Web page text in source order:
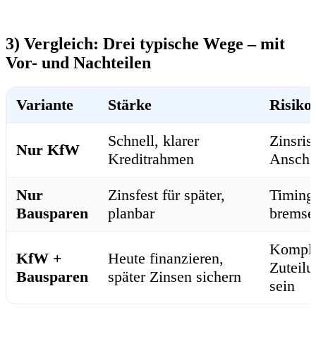
3) Vergleich: Drei typische Wege – mit
Vor- und Nachteilen
Variante Stärke
Nur KfW
Schnell, klarer
Kreditrahmen
Nur
Bausparen
Zinsfest für später,
planbar
KfW +
Bausparen
Heute finanzieren,
später Zinsen sichern
sein